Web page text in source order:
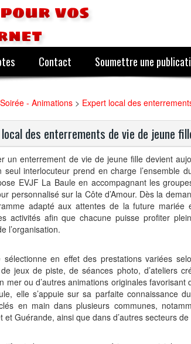
vos
Contact Soumettre une
Soirée - Animations > Expert local des
des enterrements de vie de jeune
un enterrement de vie de jeune fille devient
seul interlocuteur prend en charge l’ensemble
EVJF La Baule en accompagnant les
personnalisé sur la Côte d’Amour. Dès la
adapté aux attentes de la future mariée
activités afin que chacune puisse profiter
l’organisation.
sélectionne en effet des prestations variées
de jeux de piste, de séances photo, d’ateliers
mer ou d’autres animations originales
elle s’appuie sur sa parfaite connaissance
en main dans plusieurs communes,
et Guérande, ainsi que dans d’autres secteurs